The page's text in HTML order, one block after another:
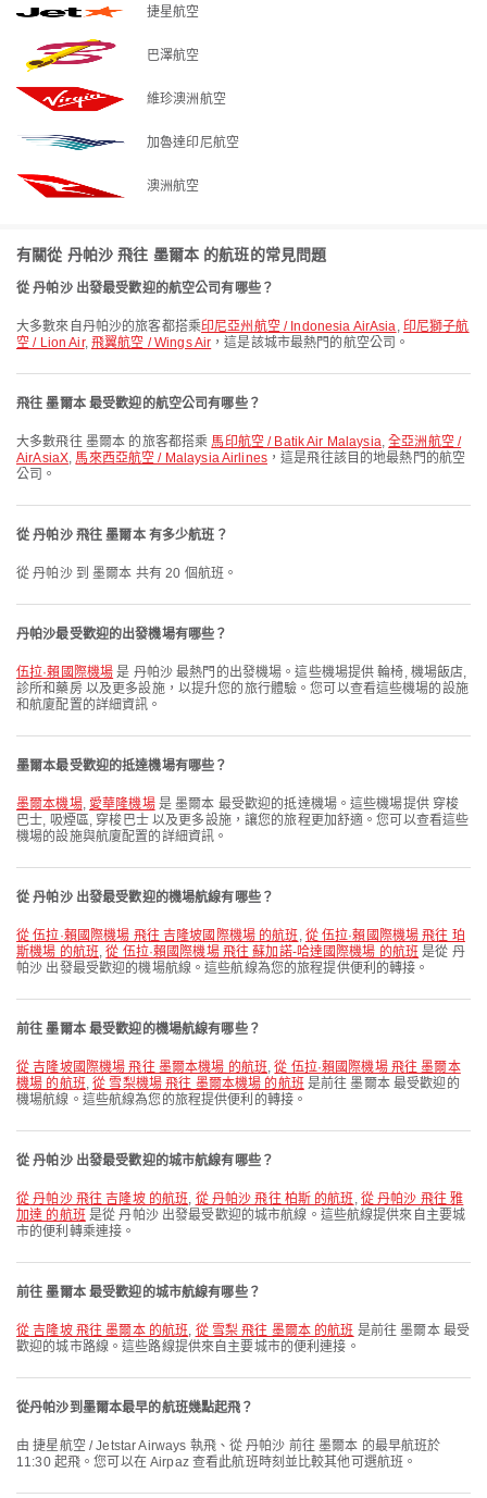
捷星航空
巴澤航空
維珍澳洲航空
加魯達印尼航空
澳洲航空
有關從 丹帕沙 飛往 墨爾本 的航班的常見問題
從 丹帕沙 出發最受歡迎的航空公司有哪些？
大多數來自丹帕沙的旅客都搭乘印尼亞州航空 / Indonesia AirAsia, 印尼獅子航
空 / Lion Air, 飛翼航空 / Wings Air ，這是該城市最熱門的航空公司。
飛往 墨爾本 最受歡迎的航空公司有哪些？
大多數飛往 墨爾本 的旅客都搭乘 馬印航空 / Batik Air Malaysia,全亞洲航空 /
AirAsiaX, 馬來西亞航空 / Malaysia Airlines ，這是飛往該目的地最熱門的航空
公司。
從 丹帕沙 飛往 墨爾本 有多少航班？
從 丹帕沙 到 墨爾本 共有 20 個航班。
丹帕沙最受歡迎的出發機場有哪些？
伍拉·賴國際機場 是 丹帕沙 最熱門的出發機場。這些機場提供 輪椅, 機場飯店,
診所和藥房 以及更多設施，以提升您的旅行體驗。您可以查看這些機場的設施
和航廈配置的詳細資訊。
墨爾本最受歡迎的抵達機場有哪些？
墨爾本機場, 愛華隆機場是 墨爾本 最受歡迎的抵達機場。這些機場提供 穿梭
巴士, 吸煙區, 穿梭巴士 以及更多設施，讓您的旅程更加舒適。您可以查看這些
機場的設施與航廈配置的詳細資訊。
從 丹帕沙 出發最受歡迎的機場航線有哪些？
從 伍拉·賴國際機場 飛往 吉隆坡國際機場 的航班 , 從 伍拉·賴國際機場 飛往 珀
斯機場 的航班,從 伍拉·賴國際機場 飛往 蘇加諾-哈達國際機場 的航班 是從 丹
帕沙 出發最受歡迎的機場航線。這些航線為您的旅程提供便利的轉接。
前往 墨爾本 最受歡迎的機場航線有哪些？
從 吉隆坡國際機場 飛往 墨爾本機場 的航班,從 伍拉·賴國際機場 飛往 墨爾本
機場 的航班,從 雪梨機場 飛往 墨爾本機場 的航班 是前往 墨爾本 最受歡迎的
機場航線。這些航線為您的旅程提供便利的轉接。
從 丹帕沙 出發最受歡迎的城市航線有哪些？
從 丹帕沙 飛往 吉隆坡 的航班, 從 丹帕沙 飛往 柏斯 的航班 , 從 丹帕沙 飛往 雅
加達 的航班 是從 丹帕沙 出發最受歡迎的城市航線。這些航線提供來自主要城
市的便利轉乘連接。
前往 墨爾本 最受歡迎的城市航線有哪些？
從 吉隆坡 飛往 墨爾本 的航班, 從 雪梨 飛往 墨爾本 的航班 是前往 墨爾本 最受
歡迎的城市路線。這些路線提供來自主要城市的便利連接。
從丹帕沙到墨爾本最早的航班幾點起飛？
由 捷星航空 / Jetstar Airways 執飛、從 丹帕沙 前往 墨爾本 的最早航班於
11:30 起飛。您可以在 Airpaz 查看此航班時刻並比較其他可選航班。